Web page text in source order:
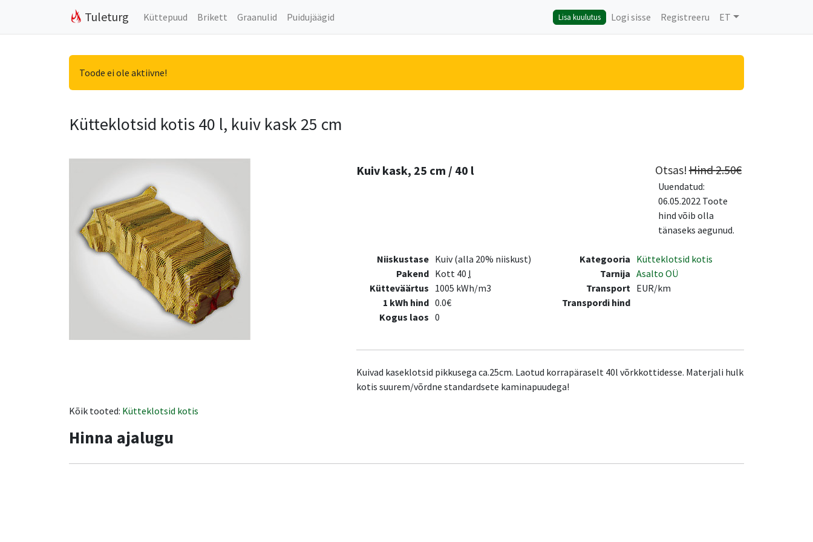
Tuleturg Küttepuud Brikett Graanulid Puidujäägid Lisa kuulutus Logi sisse Registreeru ET
Toode ei ole aktiivne!
Kütteklotsid kotis 40 l, kuiv kask 25 cm
Kuiv kask, 25 cm / 40 l Otsas!Hind2.50€
Uuendatud:
06.05.2022 Toote
hind võib olla
tänaseks aegunud.
Niiskustase Kuiv (alla 20% niiskust)
Pakend Kott 40 l
Kütteväärtus 1005 kWh/m3
1 kWh hind 0.0€
Kogus laos 0
Kategooria Kütteklotsid kotis
Tarnija Asalto OÜ
Transport
Transpordi hind
EUR/km
Kuivad kaseklotsid pikkusega ca.25cm. Laotud korrapäraselt 40l võrkkottidesse. Materjali hulk
kotis suurem/võrdne standardsete kaminapuudega!
Kõik tooted: Kütteklotsid kotis
Hinna ajalugu